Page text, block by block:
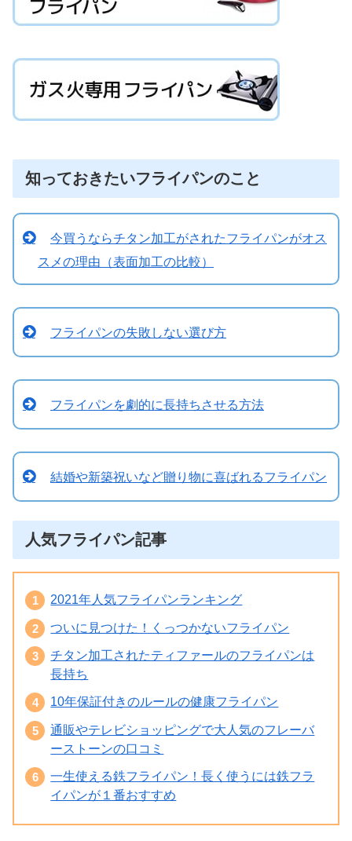
知っておきたいフライパンのこと
今買うならチタン加工がされたフライパンがオス
スメの理由（表面加工の比較）
フライパンの失敗しない選び方
フライパンを劇的に長持ちさせる方法
結婚や新築祝いなど贈り物に喜ばれるフライパン
人気フライパン記事
2021年人気フライパンランキング
ついに見つけた！くっつかないフライパン
チタン加工されたティファールのフライパンは
長持ち
10年保証付きのルールの健康フライパン
通販やテレビショッピングで大人気のフレーバ
ーストーンの口コミ
一生使える鉄フライパン！長く使うには鉄フラ
イパンが１番おすすめ